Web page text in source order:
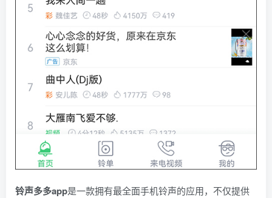
铃声多多app是一款拥有最全面手机铃声的应用，不仅提供